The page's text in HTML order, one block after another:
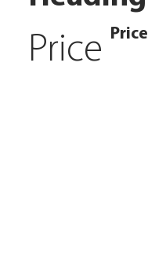
Price Price